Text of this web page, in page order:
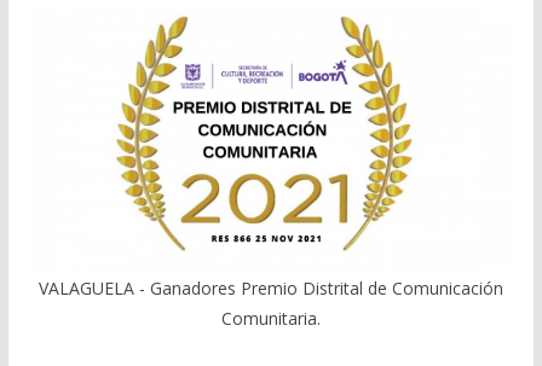
VALAGUELA - Ganadores Premio Distrital de Comunicación
Comunitaria.